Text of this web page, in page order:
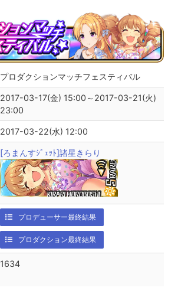
プロダクションマッチフェスティバル
2017-03-17(金) 15:00～2017-03-21(火)
23:00
2017-03-22(水) 12:00
[ろまんすｼﾞｪｯﾄ]諸星きらり
プロデューサー最終結果
プロダクション最終結果
1634